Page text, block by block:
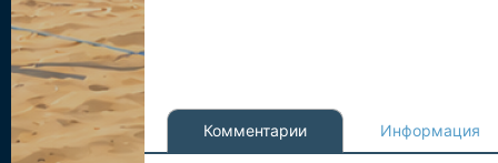
Комментарии Информация